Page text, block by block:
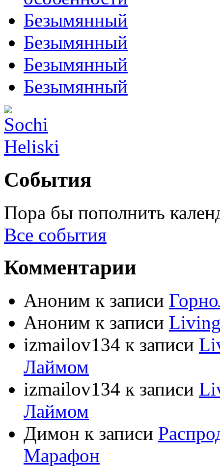
Безымянный
Безымянный
Безымянный
Безымянный
События
Пора бы пополнить
Все события
Комментарии
Аноним к записи
Аноним к записи
izmailov134 к записи
Лаймом
izmailov134 к записи
Лаймом
Димон к записи
Марафон